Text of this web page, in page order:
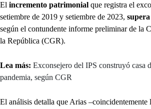
El incremento patrimonial que registra el
setiembre de 2019 y setiembre de 2023,
según el contundente informe preliminar de la
la República (CGR).
Lea más: Exconsejero del IPS construyó casa
pandemia, según CGR
El análisis detalla que Arias –coincidentemente